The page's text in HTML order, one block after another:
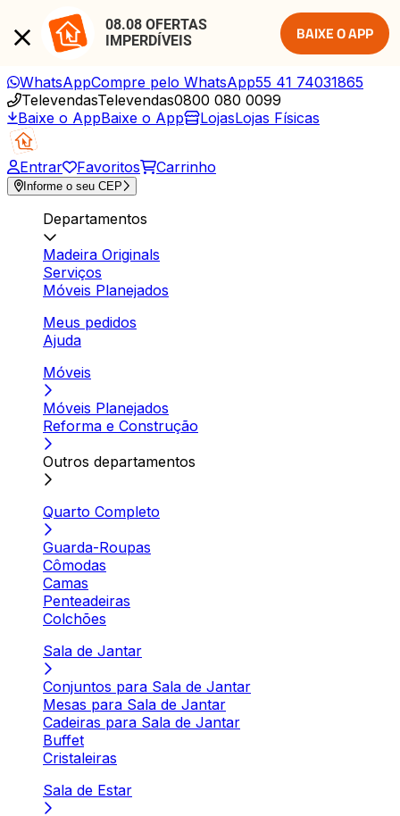
08.08 OFERTAS
IMPERDÍVEIS
BAIXE O APP
WhatsAppCompre pelo WhatsApp55 41 74031865
TelevendasTelevendas0800 080 0099
Baixe o AppBaixe o App LojasLojas Físicas
Entrar Favoritos Carrinho
Informe o seu CEP
Departamentos
Madeira Originals
Serviços
Móveis Planejados
Meus pedidos
Ajuda
Móveis
Móveis Planejados
Reforma e Construção
Outros departamentos
Quarto Completo
Guarda-Roupas
Cômodas
Camas
Penteadeiras
Colchões
Sala de Jantar
Conjuntos para Sala de Jantar
Mesas para Sala de Jantar
Cadeiras para Sala de Jantar
Buffet
Cristaleiras
Sala de Estar